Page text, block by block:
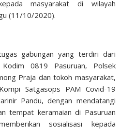
masyarakat di wilayah
(11/10/2020).
gabungan yang terdiri dari
0819 Pasuruan, Polsek
Praja dan tokoh masyarakat,
Satgasops PAM Covid-19
Pandu, dengan mendatangi
tempat keramaian di Pasuruan
sosialisasi kepada